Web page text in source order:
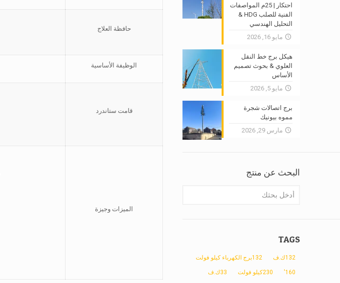
حافظة العلاج
الوظيفة الأساسية
قامت ستاندرد
الميزات وجيزة
احتكار | 25م المواصفات
الفنية للصلب HDG &
التحليل الهندسي
مايو 16, 2026
هيكل برج خط النقل
العلوي & بحوث تصميم
الأساس
مايو 5, 2026
برج اتصالات شجرة
مموه بيونيك
مارس 29, 2026
البحث عن منتج
TAGS
132ك.ف 132برج الكهرباء كيلو فولت
160' 230كيلو فولت 33ك.ف